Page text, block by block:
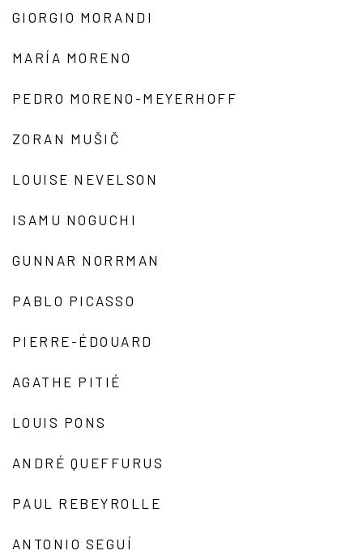
GIORGIO MORANDI
MARÍA MORENO
PEDRO MORENO-MEYERHOFF
ZORAN MUŠIČ
LOUISE NEVELSON
ISAMU NOGUCHI
GUNNAR NORRMAN
PABLO PICASSO
PIERRE-ÉDOUARD
AGATHE PITIÉ
LOUIS PONS
ANDRÉ QUEFFURUS
PAUL REBEYROLLE
ANTONIO SEGUÍ